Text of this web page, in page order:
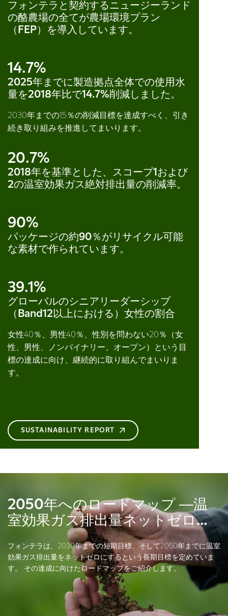
フォンテラと契約するニュージーランド
の酪農場の全てが農場環境プラン
（FEP）を導入しています。
14.7%
2025年までに製造拠点全体での使用水
量を2018年比で14.7%削減しました。
2030年までの15％の削減目標を達成すべく、引き
続き取り組みを推進してまいります。
20.7%
2018年を基準とした、スコープ1および
2の温室効果ガス絶対排出量の削減率。
90%
パッケージの約90％がリサイクル可能
な素材で作られています。
39.1%
グローバルのシニアリーダーシップ
（Band12以上における）女性の割合
女性40％、男性40％、性別を問わない20％（女
性、男性、ノンバイナリー、オープン）という目
標の達成に向け、継続的に取り組んでまいりま
す。
SUSTAINABILITY REPORT
2050年へのロードマップ ―温
室効果ガス排出量ネットゼロに
フォンテラは、2030年までの短期目標、そして2050年までに温室
効果ガス排出量をネットゼロにするという長期目標を定めていま
す。 その達成に向けたロードマップをご紹介します。